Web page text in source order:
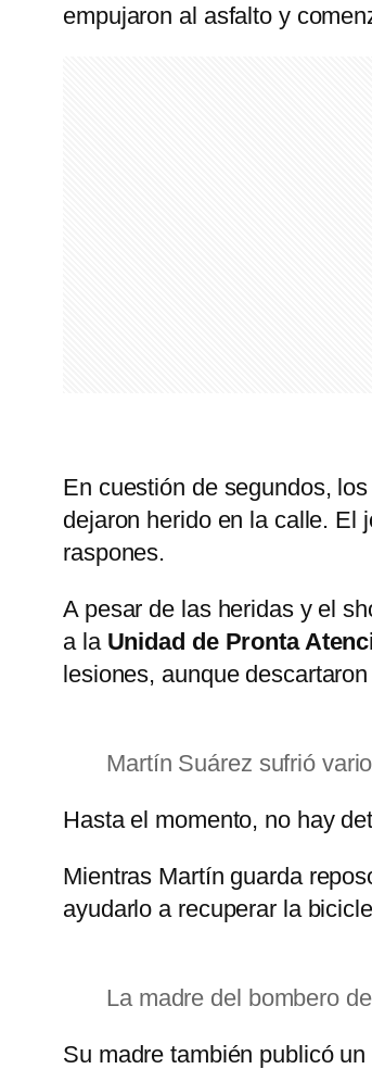
empujaron al asfalto y
En cuestión de segundos,
dejaron herido en la calle. El
raspones.
A pesar de las heridas y el
a la Unidad de Pronta
lesiones, aunque
Martín Suárez sufrió
Hasta el momento, no hay
Mientras Martín guarda
ayudarlo a recuperar la
La madre del bombero
Su madre también publicó